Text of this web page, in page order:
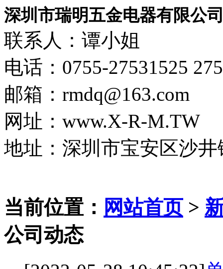
深圳市瑞明五金电器有限公
联系人：谭小姐
电话：0755-27531525
邮箱：rmdq@163.com
网址：www.X-R-M.TW
地址：深圳市宝安区沙
当前位置： 网站首页>
公司动态